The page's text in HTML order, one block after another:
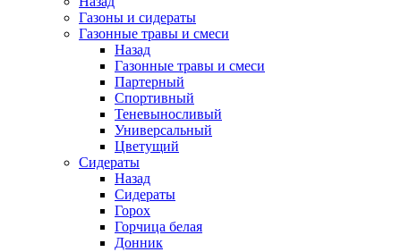
Газоны и сидераты
Газонные травы и смеси
Назад
Газонные травы и смеси
Партерный
Спортивный
Теневыносливый
Универсальный
Цветущий
Сидераты
Назад
Сидераты
Горох
Горчица белая
Донник